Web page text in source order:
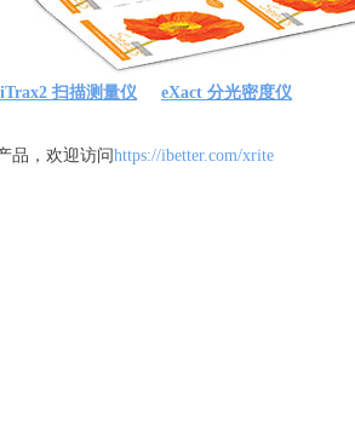
扫描测量仪 eXact 分光密度仪
品，欢迎访问https://ibetter.com/xrite